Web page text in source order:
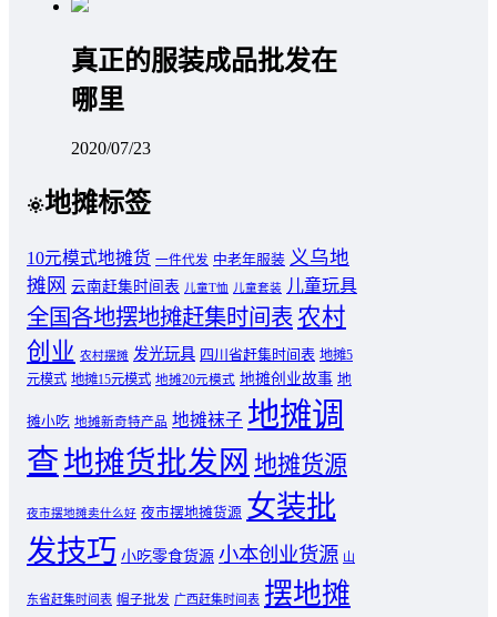
真正的服装成品批发在
哪里
2020/07/23
地摊标签
10元模式地摊货 一件代发 中老年服装 义乌地
摊网 云南赶集时间表 儿童T恤 儿童套装 儿童玩具
全国各地摆地摊赶集时间表 农村
创业 农村摆摊 发光玩具 四川省赶集时间表 地摊5
元模式 地摊15元模式 地摊20元模式 地摊创业故事 地
摊小吃 地摊新奇特产品 地摊袜子 地摊调
查地摊货批发网 地摊货源
夜市摆地摊卖什么好 夜市摆地摊货源 女装批
发技巧 小吃零食货源 小本创业货源 山
东省赶集时间表 帽子批发 广西赶集时间表 摆地摊